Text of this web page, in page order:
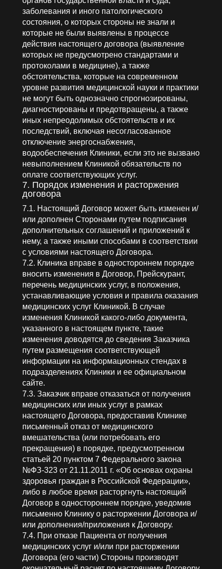
заболевания и иного патологического
состояния, о которых стороны не знали и
которые не были выявлены в процессе
действия настоящего договора (выявление
которых не предусмотрено стандартами и
протоколами в медицине), а также
обстоятельства, которые на современном
уровне развития медицинской науки и практики
не могут быть однозначно спрогнозированы,
диагностированы и предотвращены, а также
иных непреодолимых обстоятельств и их
последствий, включая несогласованное
отключение энергоснабжения,
водообеспечения Клиники, если это не вызвано
невыполнением Клиникой обязательств по
оплате соответствующих услуг.
7. Порядок изменения и расторжения
договора
7.1. Настоящий Договор может быть изменен и/
или дополнен Сторонами путем подписания
дополнительных соглашений и приложений к
нему, а также иными способами в соответствии
с условиями настоящего Договора.
7.2. Клиника вправе в одностороннем порядке
вносить изменения в Договор, Прейскурант,
перечень медицинских услуг, в положения,
устанавливающие условия и правила оказания
медицинских услуг Клиникой. В случае
изменения Клиникой какого-либо документа,
указанного в настоящем пункте, такие
изменения доводятся до сведения Заказчика
путем размещения соответствующей
информации на информационных стендах в
подразделениях Клиники и ее официальном
сайте.
7.3. Заказчик вправе отказаться от получения
медицинских или иных услуг в рамках
настоящего Договора, предоставив Клинике
письменный отказ от медицинского
вмешательства (или потребовать его
прекращения) в порядке, предусмотренном
статьей 20 пунктом 7 Федерального закона
№ФЗ-323 от 21.11.2011 г. «Об основах охраны
здоровья граждан в Российской Федерации»,
либо в любое время расторгнуть настоящий
Договор в одностороннем порядке, уведомив
письменно Клинику о расторжении Договора и/
или дополнения/приложения к Договору.
7.4. При отказе Пациента от получения
медицинских услуг и/или при расторжении
Договора (его части) Стороны производят